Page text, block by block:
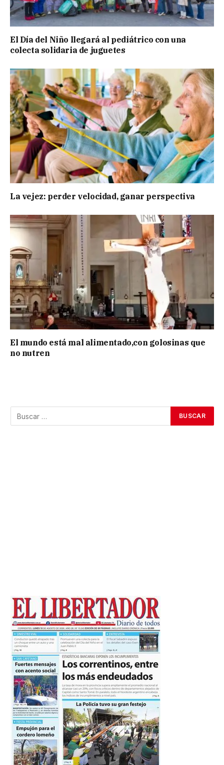
El Día del Niño llegará al pediátrico con una
colecta solidaria de juguetes
La vejez: perder velocidad, ganar perspectiva
El mundo está mal alimentado,con golosinas que
no nutren